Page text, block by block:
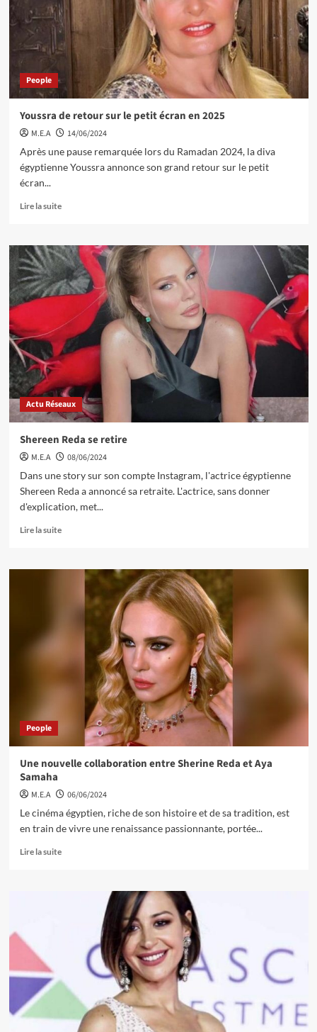
People
Youssra de retour sur le petit écran en 2025
M.E.A
14/06/2024
Après une pause remarquée lors du Ramadan 2024, la diva
égyptienne Youssra annonce son grand retour sur le petit
écran...
Lire la suite
Actu Réseaux
Shereen Reda se retire
M.E.A
08/06/2024
Dans une story sur son compte Instagram, l'actrice égyptienne
Shereen Reda a annoncé sa retraite. L'actrice, sans donner
d'explication, met...
Lire la suite
People
Une nouvelle collaboration entre Sherine Reda et Aya
Samaha
M.E.A
06/06/2024
Le cinéma égyptien, riche de son histoire et de sa tradition, est
en train de vivre une renaissance passionnante, portée...
Lire la suite